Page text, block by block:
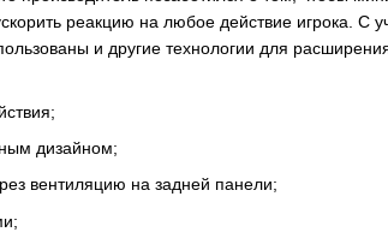
реакцию на любое действие игрока. С
и другие технологии для
дизайном;
вентиляцию на задней панели;